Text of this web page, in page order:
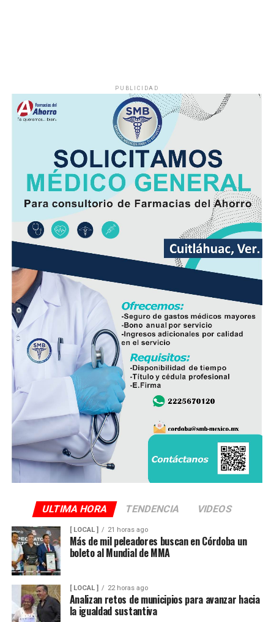
Asimismo, se pronostica la llegada de otra onda tropical
entre viernes y fin de semana.
Finalmente, la SPC de Veracruz recomienda a la
población vigilar el comportamiento de ríos y arroyos
de respuesta rápida y observar su entorno por posibles
derrumbes, deslaves y deslizamiento de laderas.
Además de conducir con precaución por disminución de
la visibilidad y anegamientos urbanos, viento arrachado,
descargas eléctricas y probables granizadas en áreas de
tormenta, entre otros efectos negativos.
PUBLICIDAD
ULTIMA HORA TENDENCIA VIDEOS
[ LOCAL ] 21 horas ago
Más de mil peleadores buscan en Córdoba un
boleto al Mundial de MMA
[ LOCAL ] 22 horas ago
Analizan retos de municipios para avanzar hacia
la igualdad sustantiva